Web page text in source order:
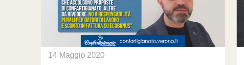
14 Maggio 2020